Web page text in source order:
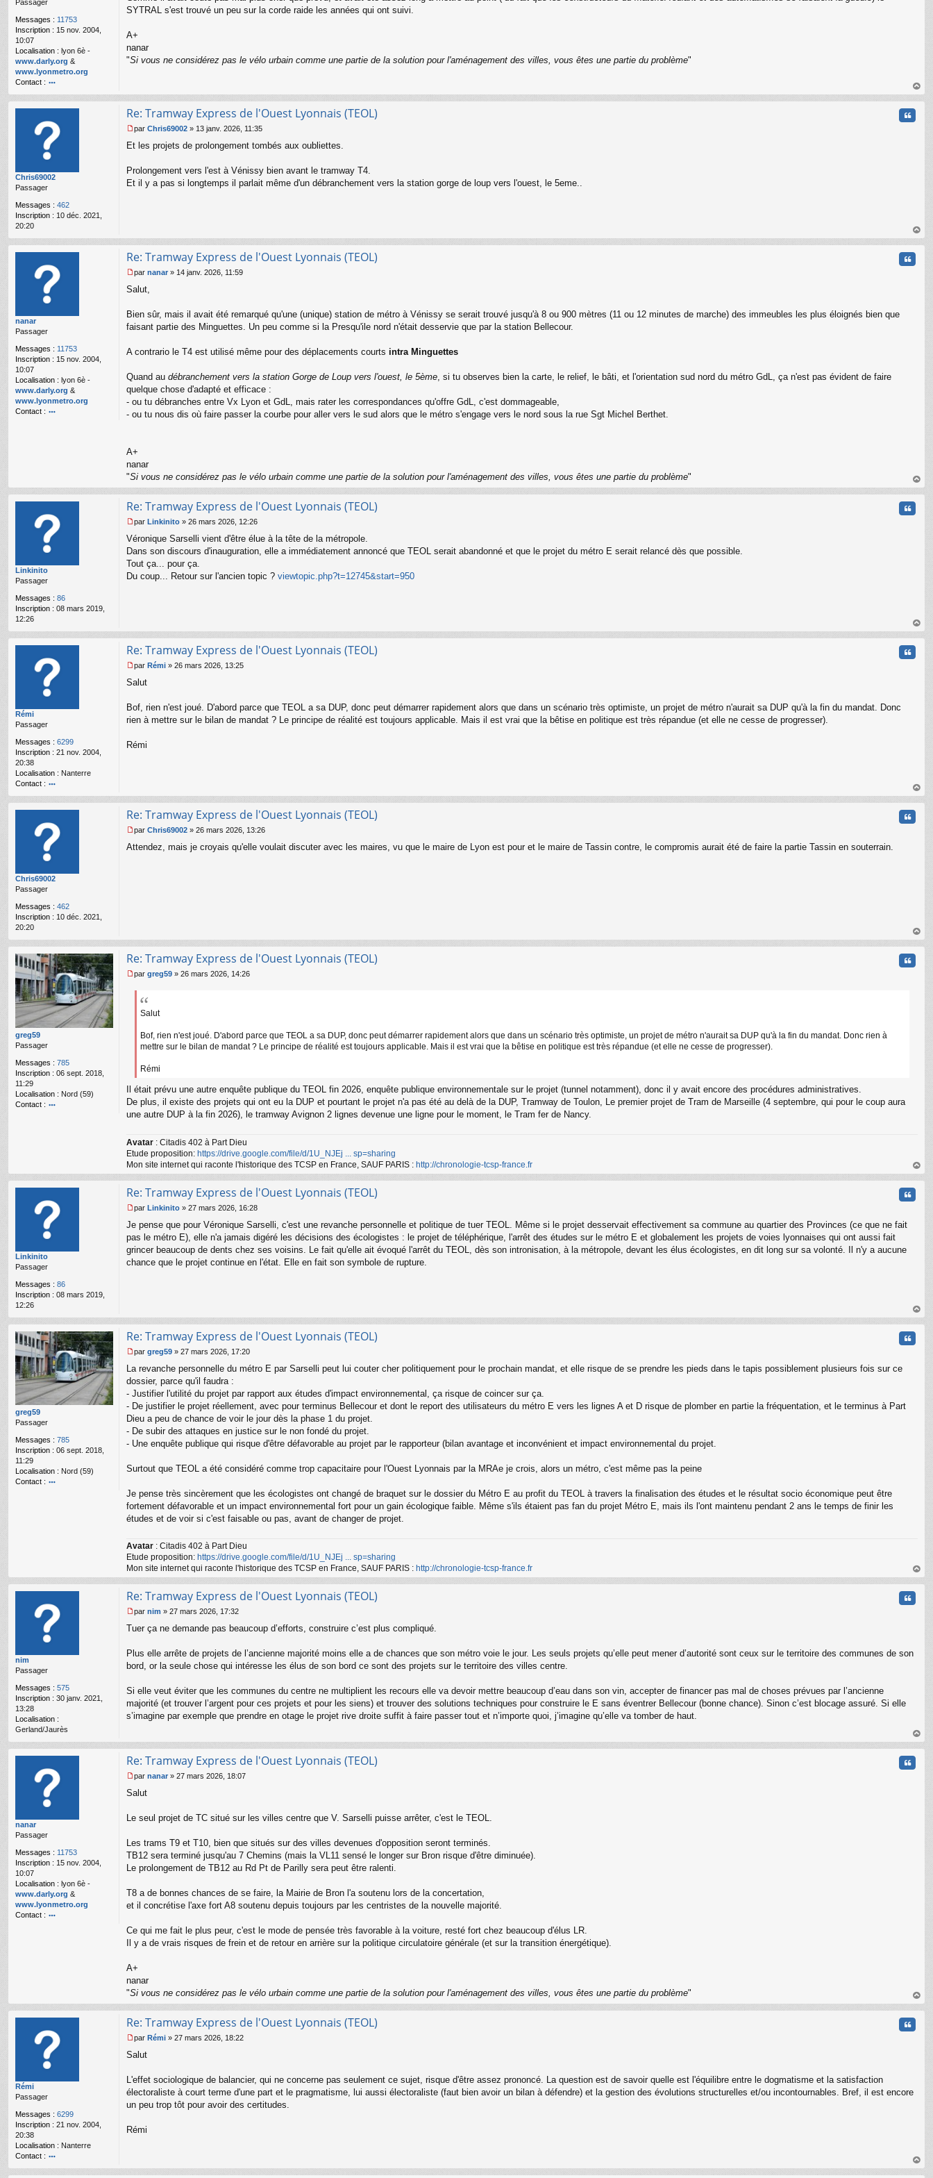
Passager
Messages : 11753
Inscription : 15 nov. 2004,
10:07
Localisation : lyon 6è -
www.darly.org &
www.lyonmetro.org
Contact :
o
te
r
n
a
ar
g
e
o
n
l
u
SYTRAL s'est trouvé un peu sur la corde raide les années qui ont suivi.
A+
nanar
"Si vous ne considérez pas le vélo urbain comme une partie de la solution pour l'aménagement des villes, vous êtes une partie du problème"
au
Chris69002
Passager
Messages : 462
Inscription : 10 déc. 2021,
20:20
Re: Tramway Express de l'Ouest Lyonnais (TEOL)
e
s
g
l
par Chris69002 » 13 janv. 2026, 11:35
Et les projets de prolongement tombés aux oubliettes.
Prolongement vers l'est à Vénissy bien avant le tramway T4.
Et il y a pas si longtemps il parlait même d'un débranchement vers la station gorge de loup vers l'ouest, le 5eme..
au
nanar
Passager
Messages : 11753
Inscription : 15 nov. 2004,
10:07
Localisation : lyon 6è -
www.darly.org &
www.lyonmetro.org
Contact :
n
Re: Tramway Express de l'Ouest Lyonnais (TEOL)
e
s
a
g
n
n
u
par nanar » 14 janv. 2026, 11:59
Salut,
Bien sûr, mais il avait été remarqué qu'une (unique) station de métro à Vénissy se serait trouvé jusqu'à 8 ou 900 mètres (11 ou 12 minutes de marche) des immeubles les plus éloignés bien que
faisant partie des Minguettes. Un peu comme si la Presqu'ile nord n'était desservie que par la station Bellecour.
A contrario le T4 est utilisé même pour des déplacements courts intra Minguettes
Quand au débranchement vers la station Gorge de Loup vers l'ouest, le 5ème, si tu observes bien la carte, le relief, le bâti, et l'orientation sud nord du métro GdL, ça n'est pas évident de faire
quelque chose d'adapté et efficace :
- ou tu débranches entre Vx Lyon et GdL, mais rater les correspondances qu'offre GdL, c'est dommageable,
- ou tu nous dis où faire passer la courbe pour aller vers le sud alors que le métro s'engage vers le nord sous la rue Sgt Michel Berthet.
A+
nanar
"Si vous ne considérez pas le vélo urbain comme une partie de la solution pour l'aménagement des villes, vous êtes une partie du problème"
au
Linkinito
Passager
Messages : 86
Inscription : 08 mars 2019,
12:26
Re: Tramway Express de l'Ouest Lyonnais (TEOL)
e
s
s
g
l
par Linkinito » 26 mars 2026, 12:26
Véronique Sarselli vient d'être élue à la tête de la métropole.
Dans son discours d'inauguration, elle a immédiatement annoncé que TEOL serait abandonné et que le projet du métro E serait relancé dès que possible.
Tout ça... pour ça.
Du coup... Retour sur l'ancien topic ? viewtopic.php?t=12745&start=950
au
Rémi
Passager
Messages : 6299
Inscription : 21 nov. 2004,
20:38
Localisation : Nanterre
Contact :
o
te
r
R
é
i
Re: Tramway Express de l'Ouest Lyonnais (TEOL)
e
s
g
n
par Rémi » 26 mars 2026, 13:25
Salut
Bof, rien n'est joué. D'abord parce que TEOL a sa DUP, donc peut démarrer rapidement alors que dans un scénario très optimiste, un projet de métro n'aurait sa DUP qu'à la fin du mandat. Donc
rien à mettre sur le bilan de mandat ? Le principe de réalité est toujours applicable. Mais il est vrai que la bêtise en politique est très répandue (et elle ne cesse de progresser).
Rémi
au
Chris69002
Passager
Messages : 462
Inscription : 10 déc. 2021,
20:20
Re: Tramway Express de l'Ouest Lyonnais (TEOL)
e
l
par Chris69002 » 26 mars 2026, 13:26
Attendez, mais je croyais qu'elle voulait discuter avec les maires, vu que le maire de Lyon est pour et le maire de Tassin contre, le compromis aurait été de faire la partie Tassin en souterrain.
au
greg59
Passager
Messages : 785
Inscription : 06 sept. 2018,
11:29
Localisation : Nord (59)
Contact :
C
g
59
Re: Tramway Express de l'Ouest Lyonnais (TEOL)
e
par greg59 » 26 mars 2026, 14:26
Salut
Bof, rien n'est joué. D'abord parce que TEOL a sa DUP, donc peut démarrer rapidement alors que dans un scénario très optimiste, un projet de métro n'aurait sa DUP qu'à la fin du mandat. Donc rien à
mettre sur le bilan de mandat ? Le principe de réalité est toujours applicable. Mais il est vrai que la bêtise en politique est très répandue (et elle ne cesse de progresser).
Rémi
Il était prévu une autre enquête publique du TEOL fin 2026, enquête publique environnementale sur le projet (tunnel notamment), donc il y avait encore des procédures administratives.
De plus, il existe des projets qui ont eu la DUP et pourtant le projet n'a pas été au delà de la DUP, Tramway de Toulon, Le premier projet de Tram de Marseille (4 septembre, qui pour le coup aura
une autre DUP à la fin 2026), le tramway Avignon 2 lignes devenue une ligne pour le moment, le Tram fer de Nancy.
Avatar : Citadis 402 à Part Dieu
Etude proposition: https://drive.google.com/file/d/1U_NJEj ... sp=sharing
Mon site internet qui raconte l'historique des TCSP en France, SAUF PARIS : http://chronologie-tcsp-france.fr
au
Linkinito
Passager
Messages : 86
Inscription : 08 mars 2019,
12:26
Re: Tramway Express de l'Ouest Lyonnais (TEOL)
e
s
s
g
l
par Linkinito » 27 mars 2026, 16:28
Je pense que pour Véronique Sarselli, c'est une revanche personnelle et politique de tuer TEOL. Même si le projet desservait effectivement sa commune au quartier des Provinces (ce que ne fait
pas le métro E), elle n'a jamais digéré les décisions des écologistes : le projet de téléphérique, l'arrêt des études sur le métro E et globalement les projets de voies lyonnaises qui ont aussi fait
grincer beaucoup de dents chez ses voisins. Le fait qu'elle ait évoqué l'arrêt du TEOL, dès son intronisation, à la métropole, devant les élus écologistes, en dit long sur sa volonté. Il n'y a aucune
chance que le projet continue en l'état. Elle en fait son symbole de rupture.
au
greg59
Passager
Messages : 785
Inscription : 06 sept. 2018,
11:29
Localisation : Nord (59)
Contact :
59
Re: Tramway Express de l'Ouest Lyonnais (TEOL)
e
s
s
a
g
e
n
o
u
par greg59 » 27 mars 2026, 17:20
La revanche personnelle du métro E par Sarselli peut lui couter cher politiquement pour le prochain mandat, et elle risque de se prendre les pieds dans le tapis possiblement plusieurs fois sur ce
dossier, parce qu'il faudra :
- Justifier l'utilité du projet par rapport aux études d'impact environnemental, ça risque de coincer sur ça.
- De justifier le projet réellement, avec pour terminus Bellecour et dont le report des utilisateurs du métro E vers les lignes A et D risque de plomber en partie la fréquentation, et le terminus à Part
Dieu a peu de chance de voir le jour dès la phase 1 du projet.
- De subir des attaques en justice sur le non fondé du projet.
- Une enquête publique qui risque d'être défavorable au projet par le rapporteur (bilan avantage et inconvénient et impact environnemental du projet.
Surtout que TEOL a été considéré comme trop capacitaire pour l'Ouest Lyonnais par la MRAe je crois, alors un métro, c'est même pas la peine
Je pense très sincèrement que les écologistes ont changé de braquet sur le dossier du Métro E au profit du TEOL à travers la finalisation des études et le résultat socio économique peut être
fortement défavorable et un impact environnemental fort pour un gain écologique faible. Même s'ils étaient pas fan du projet Métro E, mais ils l'ont maintenu pendant 2 ans le temps de finir les
études et de voir si c'est faisable ou pas, avant de changer de projet.
Avatar : Citadis 402 à Part Dieu
Etude proposition: https://drive.google.com/file/d/1U_NJEj ... sp=sharing
Mon site internet qui raconte l'historique des TCSP en France, SAUF PARIS : http://chronologie-tcsp-france.fr
au
nim
Passager
Messages : 575
Inscription : 30 janv. 2021,
13:28
Localisation :
Gerland/Jaurès
Re: Tramway Express de l'Ouest Lyonnais (TEOL)
e
s
g
n
o
n
par nim » 27 mars 2026, 17:32
Tuer ça ne demande pas beaucoup d’efforts, construire c’est plus compliqué.
Plus elle arrête de projets de l’ancienne majorité moins elle a de chances que son métro voie le jour. Les seuls projets qu’elle peut mener d’autorité sont ceux sur le territoire des communes de son
bord, or la seule chose qui intéresse les élus de son bord ce sont des projets sur le territoire des villes centre.
Si elle veut éviter que les communes du centre ne multiplient les recours elle va devoir mettre beaucoup d’eau dans son vin, accepter de financer pas mal de choses prévues par l’ancienne
majorité (et trouver l’argent pour ces projets et pour les siens) et trouver des solutions techniques pour construire le E sans éventrer Bellecour (bonne chance). Sinon c’est blocage assuré. Si elle
s’imagine par exemple que prendre en otage le projet rive droite suffit à faire passer tout et n’importe quoi, j’imagine qu’elle va tomber de haut.
au
nanar
Passager
Messages : 11753
Inscription : 15 nov. 2004,
10:07
Localisation : lyon 6è -
www.darly.org &
www.lyonmetro.org
Contact :
ar
Re: Tramway Express de l'Ouest Lyonnais (TEOL)
e
s
e
n
o
l
u
par nanar » 27 mars 2026, 18:07
Salut
Le seul projet de TC situé sur les villes centre que V. Sarselli puisse arrêter, c'est le TEOL.
Les trams T9 et T10, bien que situés sur des villes devenues d'opposition seront terminés.
TB12 sera terminé jusqu'au 7 Chemins (mais la VL11 sensé le longer sur Bron risque d'être diminuée).
Le prolongement de TB12 au Rd Pt de Parilly sera peut être ralenti.
T8 a de bonnes chances de se faire, la Mairie de Bron l'a soutenu lors de la concertation,
et il concrétise l'axe fort A8 soutenu depuis toujours par les centristes de la nouvelle majorité.
Ce qui me fait le plus peur, c'est le mode de pensée très favorable à la voiture, resté fort chez beaucoup d'élus LR.
Il y a de vrais risques de frein et de retour en arrière sur la politique circulatoire générale (et sur la transition énergétique).
A+
nanar
"Si vous ne considérez pas le vélo urbain comme une partie de la solution pour l'aménagement des villes, vous êtes une partie du problème"
au
Rémi
Passager
Messages : 6299
Inscription : 21 nov. 2004,
20:38
Localisation : Nanterre
Contact :
o
Re: Tramway Express de l'Ouest Lyonnais (TEOL)
e
s
g
e
o
par Rémi » 27 mars 2026, 18:22
Salut
L'effet sociologique de balancier, qui ne concerne pas seulement ce sujet, risque d'être assez prononcé. La question est de savoir quelle est l'équilibre entre le dogmatisme et la satisfaction
électoraliste à court terme d'une part et le pragmatisme, lui aussi électoraliste (faut bien avoir un bilan à défendre) et la gestion des évolutions structurelles et/ou incontournables. Bref, il est encore
un peu trop tôt pour avoir des certitudes.
Rémi
au